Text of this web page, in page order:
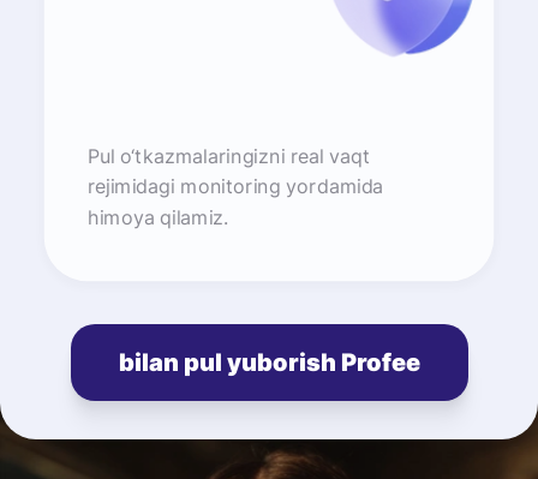
Pul o‘tkazmalaringizni real vaqt
rejimidagi monitoring yordamida
himoya qilamiz.
bilan pul yuborish Profee